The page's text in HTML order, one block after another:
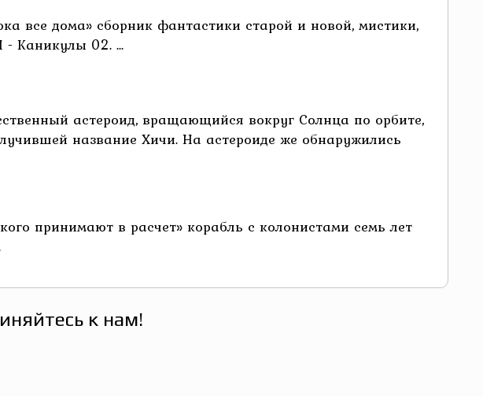
все дома» сборник фантастики старой и новой, мистики,
- Каникулы 02. ...
астероид, вращающийся вокруг Солнца по орбите,
название Хичи. На астероиде же обнаружились
принимают в расчет» корабль с колонистами семь лет
к нам!